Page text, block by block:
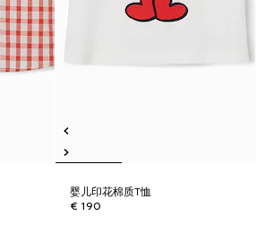
婴儿印花棉质T恤
€ 190